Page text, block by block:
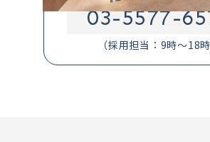
03-5577-
（採用担当：9時～18時